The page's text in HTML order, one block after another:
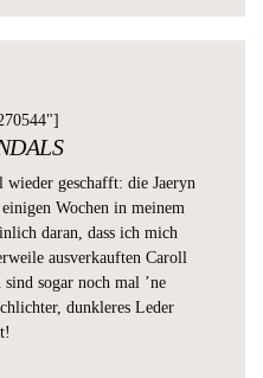
wieder geschafft: die Jaeryn
Wochen in meinem
daran, dass ich mich
ausverkauften Caroll
sogar noch mal ’ne
dunkleres Leder